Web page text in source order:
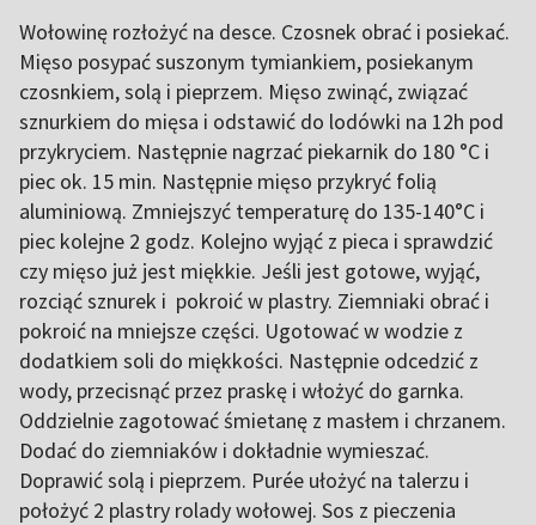
Wołowinę rozłożyć na desce. Czosnek obrać i posiekać.
Mięso posypać suszonym tymiankiem, posiekanym
czosnkiem, solą i pieprzem. Mięso zwinąć, związać
sznurkiem do mięsa i odstawić do lodówki na 12h pod
przykryciem. Następnie nagrzać piekarnik do 180 °C i
piec ok. 15 min. Następnie mięso przykryć folią
aluminiową. Zmniejszyć temperaturę do 135-140°C i
piec kolejne 2 godz. Kolejno wyjąć z pieca i sprawdzić
czy mięso już jest miękkie. Jeśli jest gotowe, wyjąć,
rozciąć sznurek i pokroić w plastry. Ziemniaki obrać i
pokroić na mniejsze części. Ugotować w wodzie z
dodatkiem soli do miękkości. Następnie odcedzić z
wody, przecisnąć przez praskę i włożyć do garnka.
Oddzielnie zagotować śmietanę z masłem i chrzanem.
Dodać do ziemniaków i dokładnie wymieszać.
Doprawić solą i pieprzem. Purée ułożyć na talerzu i
położyć 2 plastry rolady wołowej. Sos z pieczenia